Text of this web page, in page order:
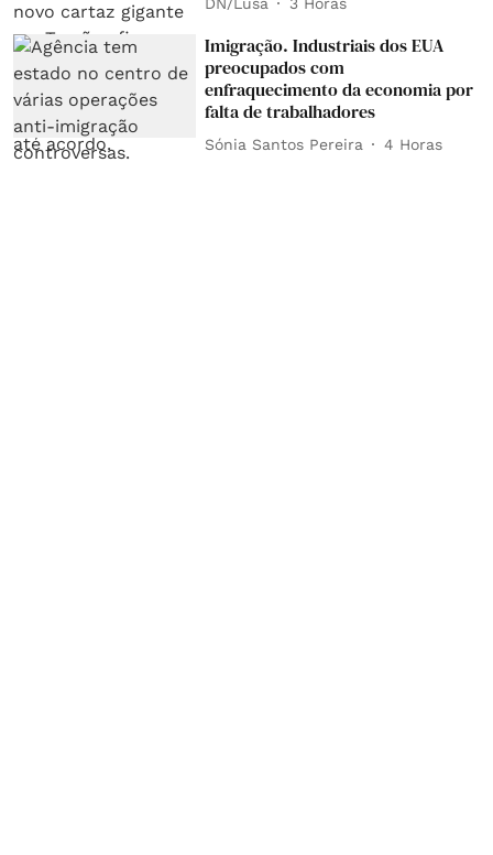
Imigração. Industriais dos EUA
preocupados com
enfraquecimento da economia por
falta de trabalhadores
Sónia Santos Pereira 4 Horas